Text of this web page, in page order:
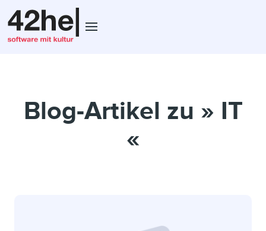
Blog-Artikel zu » IT
«